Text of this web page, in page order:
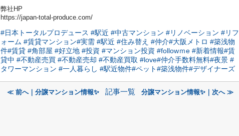
弊社HP
https://japan-total-produce.com/
#日本トータルプロデュース #駅近 #中古マンション #リノベーション #リフ
ォーム #賃貸マンション#実需 #駅近 #住み替え #仲介#大阪メトロ #築浅物
件#賃貸 #角部屋 #好立地 #投資 #マンション投資 #followｍe #新着情報#賃
貸中 #不動産売買 #不動産売却 #不動産買取 #love#仲介手数料無料#夜景 #
タワーマンション #一人暮らし #駅近物件#ペット#築浅物件#デザイナーズ
≪ 前へ｜分譲マンション情報✨ 記事一覧 分譲マンション情報✨｜次へ ≫